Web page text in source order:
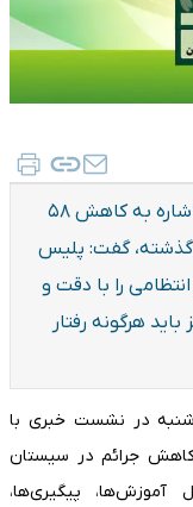
فرمانده انتظامی سیستان و بلوچستان با اشاره به کاهش ۵۸
گذشته، گفت: پلیس
را با دقت و
هرگونه رفتار
در نشست خبری با
جرائم در سیستان
پیگیری‌ها،